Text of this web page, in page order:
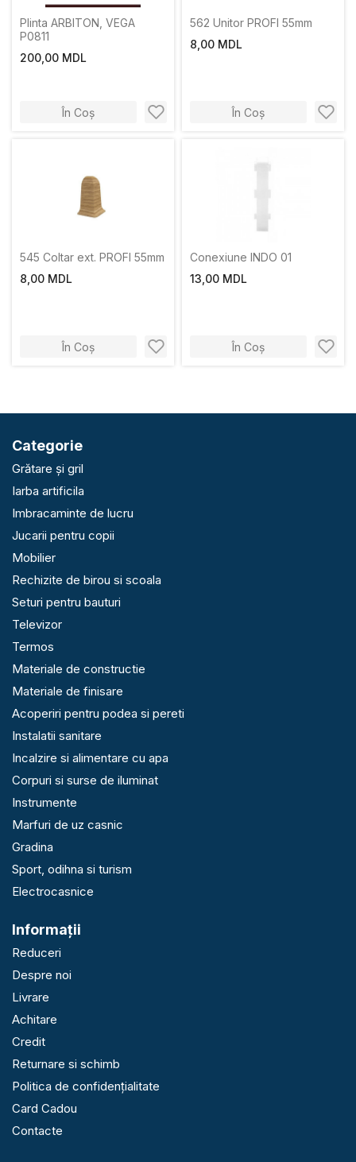
Plinta ARBITON, VЕGА
P0811
200,00 MDL
În Coș
562 Unitor PROFI 55mm
8,00 MDL
În Coș
545 Coltar ext. PROFI 55mm
8,00 MDL
În Coș
Conexiune INDO 01
13,00 MDL
În Coș
Categorie
Grătare și gril
Iarba artificila
Imbracaminte de lucru
Jucarii pentru copii
Mobilier
Rechizite de birou si scoala
Seturi pentru bauturi
Televizor
Termos
Materiale de constructie
Materiale de finisare
Acoperiri pentru podea si pereti
Instalatii sanitare
Incalzire si alimentare cu apa
Corpuri si surse de iluminat
Instrumente
Marfuri de uz casnic
Gradina
Sport, odihna si turism
Electrocasnice
Informaţii
Reduceri
Despre noi
Livrare
Achitare
Credit
Returnare si schimb
Politica de confidențialitate
Card Cadou
Contacte